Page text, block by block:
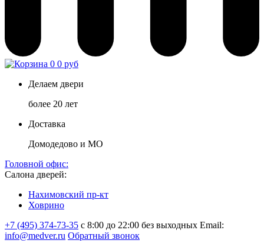
0 0 руб
Делаем двери
более 20 лет
Доставка
Домодедово и МО
Головной офис:
Салона дверей:
Нахимовский пр-кт
Ховрино
+7 (495) 374-73-35 с 8:00 до 22:00 без выходных Email:
info@medver.ru Обратный звонок